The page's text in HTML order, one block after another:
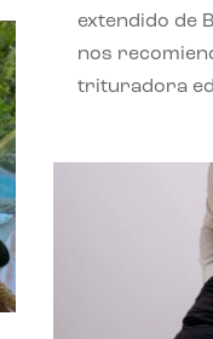
extendido de
nos
trituradora